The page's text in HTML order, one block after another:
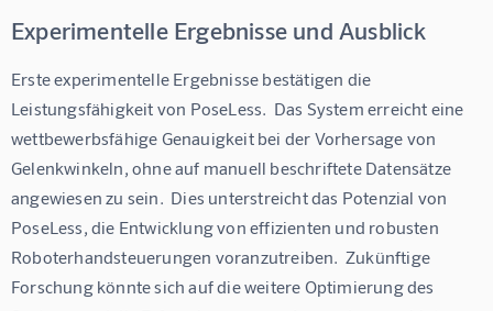
Experimentelle Ergebnisse und Ausblick
Erste experimentelle Ergebnisse bestätigen die
Leistungsfähigkeit von PoseLess.  Das System erreicht eine
wettbewerbsfähige Genauigkeit bei der Vorhersage von
Gelenkwinkeln, ohne auf manuell beschriftete Datensätze
angewiesen zu sein.  Dies unterstreicht das Potenzial von
PoseLess, die Entwicklung von effizienten und robusten
Roboterhandsteuerungen voranzutreiben.  Zukünftige
Forschung könnte sich auf die weitere Optimierung des